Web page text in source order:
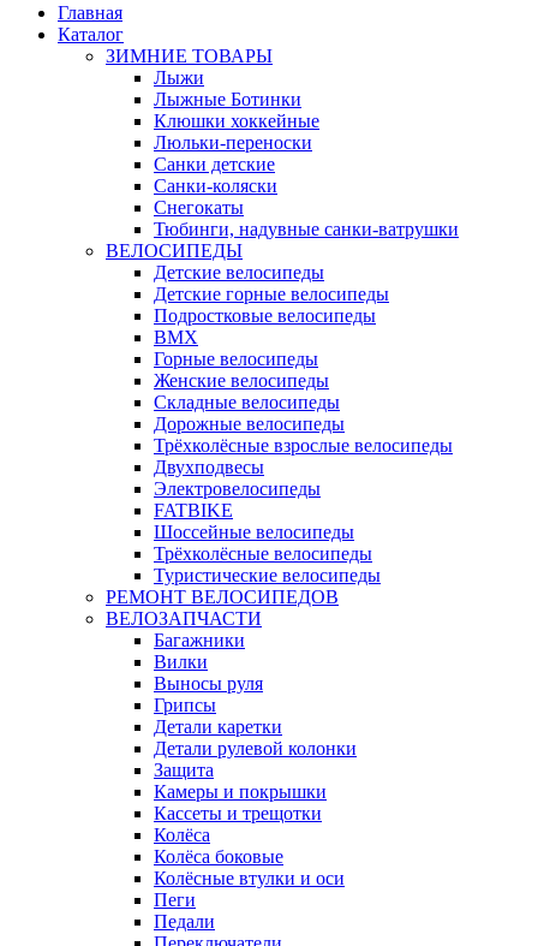
Главная
Каталог
ЗИМНИЕ ТОВАРЫ
Лыжи
Лыжные Ботинки
Клюшки хоккейные
Люльки-переноски
Санки детские
Санки-коляски
Снегокаты
Тюбинги, надувные санки-ватрушки
ВЕЛОСИПЕДЫ
Детские велосипеды
Детские горные велосипеды
Подростковые велосипеды
BMX
Горные велосипеды
Женские велосипеды
Складные велосипеды
Дорожные велосипеды
Трёхколёсные взрослые велосипеды
Двухподвесы
Электровелосипеды
FATBIKE
Шоссейные велосипеды
Трёхколёсные велосипеды
Туристические велосипеды
РЕМОНТ ВЕЛОСИПЕДОВ
ВЕЛОЗАПЧАСТИ
Багажники
Вилки
Выносы руля
Грипсы
Детали каретки
Детали рулевой колонки
Защита
Камеры и покрышки
Кассеты и трещотки
Колёса
Колёса боковые
Колёсные втулки и оси
Пеги
Педали